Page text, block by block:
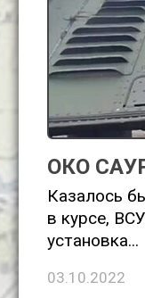
ОКО
Казалось
в курсе,
установка...
03.10.2022